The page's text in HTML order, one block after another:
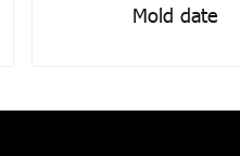
Mold date